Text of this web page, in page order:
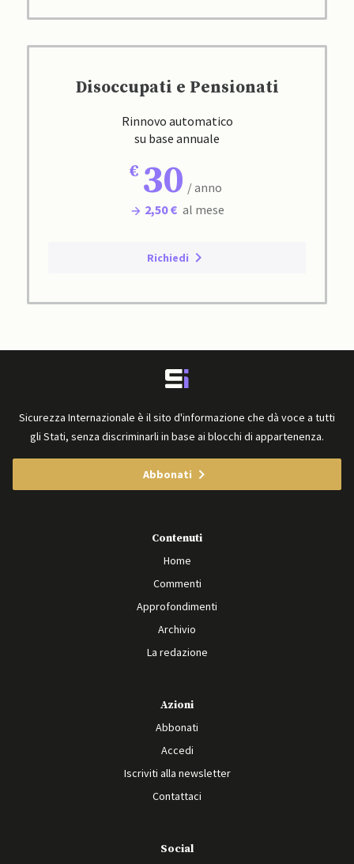
Disoccupati e Pensionati
Rinnovo automatico
su base annuale
30 / anno
2,50 € al mese
Richiedi
Sicurezza Internazionale è il sito d'informazione che dà voce a tutti
gli Stati, senza discriminarli in base ai blocchi di appartenenza.
Abbonati
Contenuti
Home
Commenti
Approfondimenti
Archivio
La redazione
Azioni
Abbonati
Accedi
Iscriviti alla newsletter
Contattaci
Social